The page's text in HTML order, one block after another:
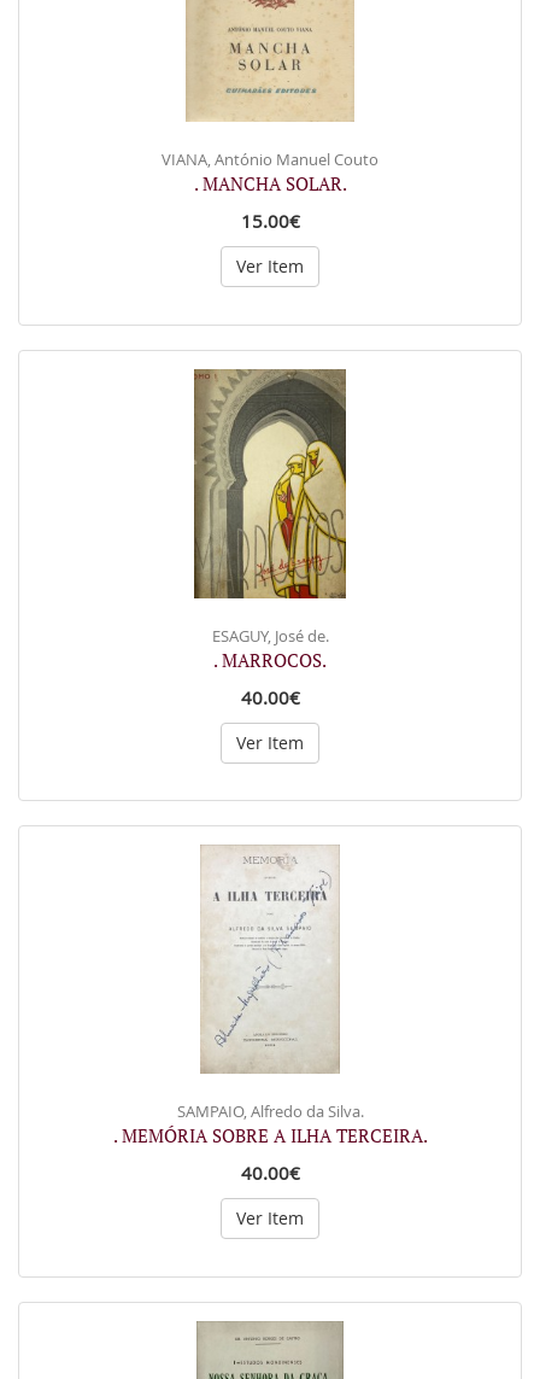
VIANA, António Manuel Couto
. MANCHA SOLAR.
15.00€
Ver Item
ESAGUY, José de.
. MARROCOS.
40.00€
Ver Item
SAMPAIO, Alfredo da Silva.
. MEMÓRIA SOBRE A ILHA TERCEIRA.
40.00€
Ver Item